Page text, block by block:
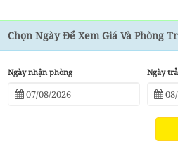
Nhà hàng Hồng Bin Restaurant trong
khách có thể ngắm hoàng hôn tại Sky
Chọn Ngày Để Xem Giá Và Phòng
Ngày nhận phòng Ngày